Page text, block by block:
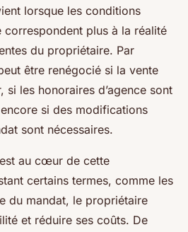
lorsque les conditions
correspondent plus à la réalité
du propriétaire. Par
être renégocié si la vente
si les honoraires d’agence sont
si des modifications
sont nécessaires.
est au cœur de cette
certains termes, comme les
du mandat, le propriétaire
et réduire ses coûts. De